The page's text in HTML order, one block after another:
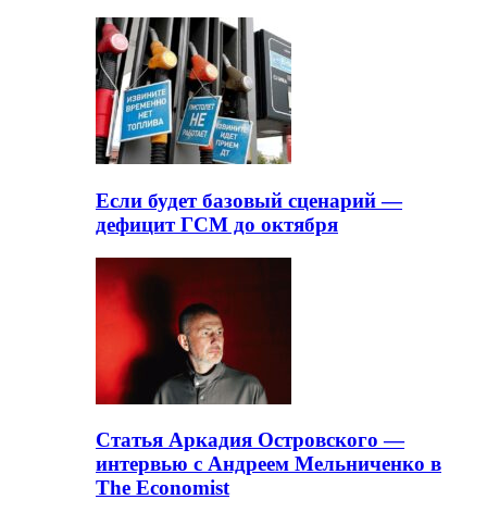
Если будет базовый сценарий —
дефицит ГСМ до октября
Статья Аркадия Островского —
интервью с Андреем Мельниченко в
The Economist